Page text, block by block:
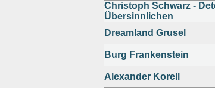
Christoph Schwarz -
Übersinnlichen
Dreamland Grusel
Burg Frankenstein
Alexander Korell